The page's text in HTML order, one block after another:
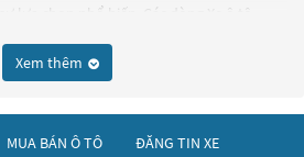
lựa chọn phổ biến. Các dòng
dòng xe mới với thiết kế hiện đại và công
ô tô Hyundai Coupe Đồng Crossover
kỹ lưỡng để đảm bảo chất lượng và
đang tìm kiếm một chiếc xe, hãy khám
Xem thêm
MUA BÁN Ô TÔ ĐĂNG TIN XE